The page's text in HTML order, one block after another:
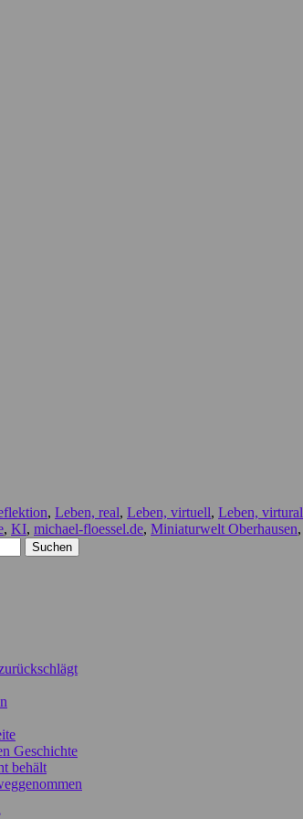
, Leben, real, Leben, virtuell, Leben, virtural
, KI, michael-floessel.de, Miniaturwelt Oberhausen,
Geschichte
behält